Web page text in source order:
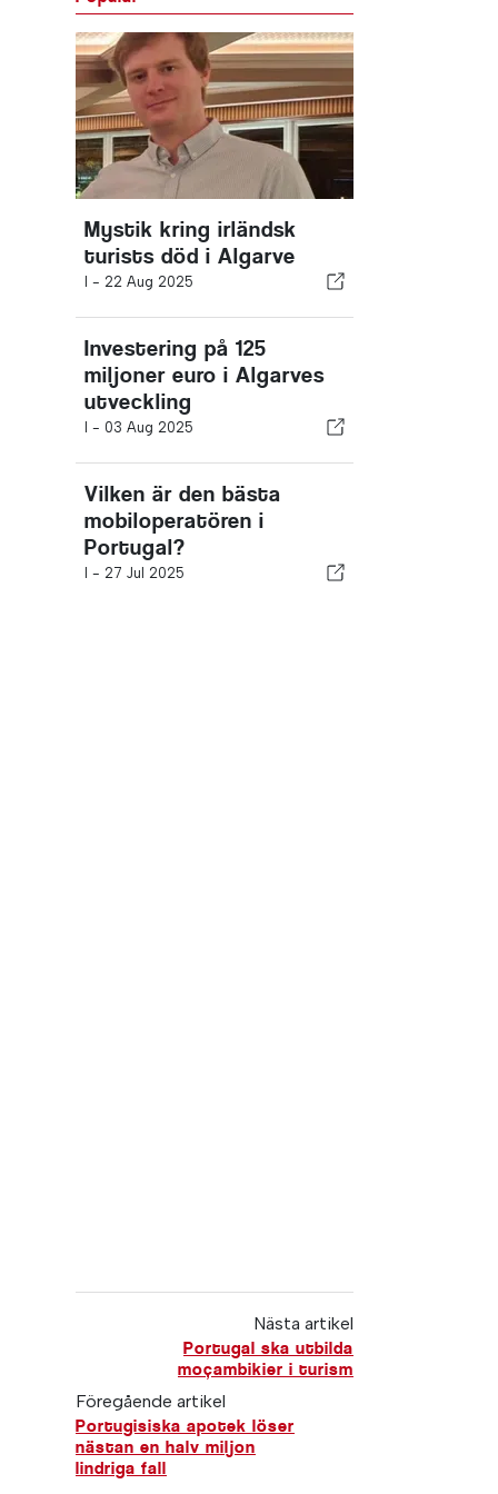
Mystik kring irländsk
turists död i Algarve
I - 22 Aug 2025
Investering på 125
miljoner euro i Algarves
utveckling
I - 03 Aug 2025
Vilken är den bästa
mobiloperatören i
Portugal?
I - 27 Jul 2025
Nästa artikel
Portugal ska utbilda
moçambikier i turism
Föregående artikel
Portugisiska apotek löser
nästan en halv miljon
lindriga fall